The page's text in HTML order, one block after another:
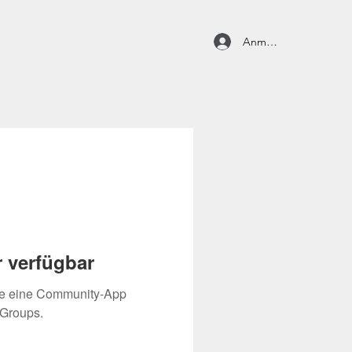
Anmelden
verfügbar
eine Community-App